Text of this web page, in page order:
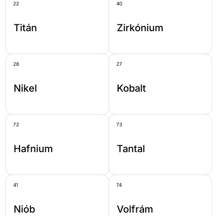
22
Titán
40
Zirkónium
28
Nikel
27
Kobalt
72
Hafnium
73
Tantal
41
Niób
74
Volfrám